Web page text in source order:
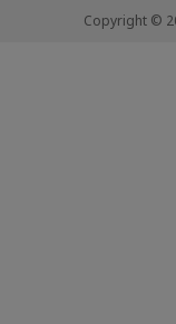
Copyright ©